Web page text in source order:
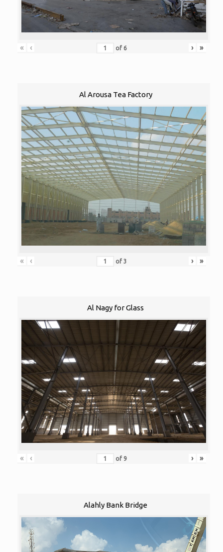
« ‹ of 6 › »
Al Arousa Tea Factory
« ‹ of 3 › »
Al Nagy for Glass
« ‹ of 9 › »
Alahly Bank Bridge